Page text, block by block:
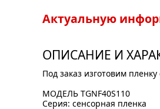
Актуальную
ОПИСАНИЕ И
Под заказ изготовим
МОДЕЛЬ TGNF40S110
Серия: сенсорная пленка